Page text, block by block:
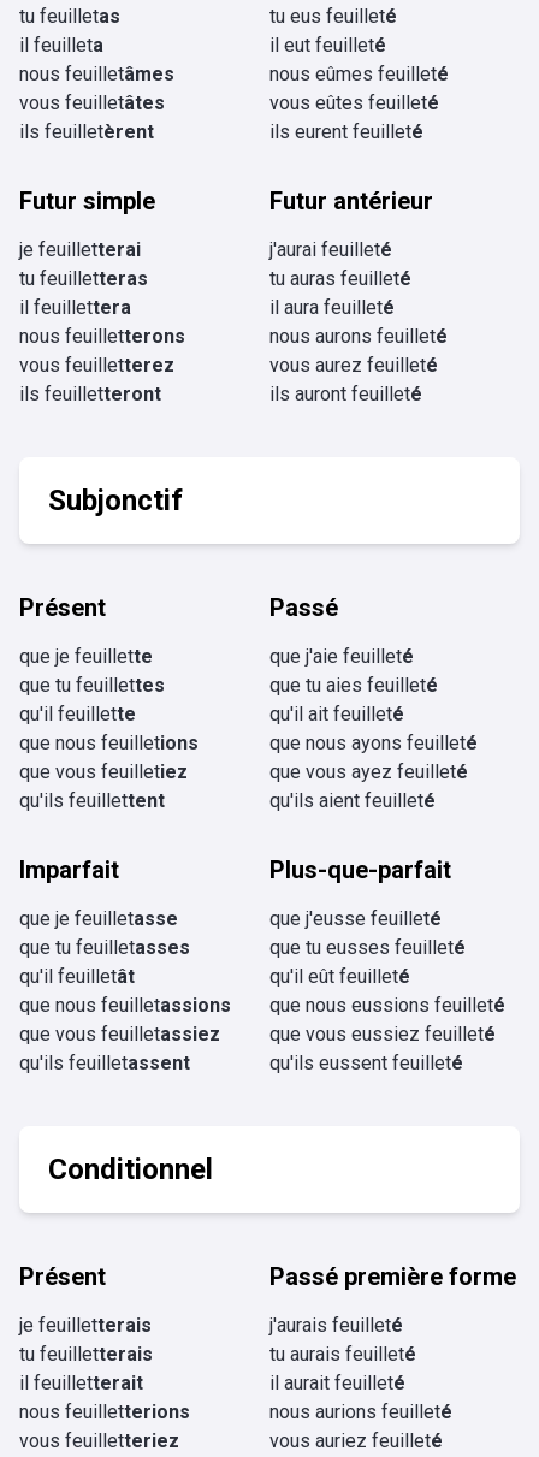
tu feuilletas
il feuilleta
nous feuilletâmes
vous feuilletâtes
ils feuilletèrent
tu eus feuilleté
il eut feuilleté
nous eûmes feuilleté
vous eûtes feuilleté
ils eurent feuilleté
Futur simple
je feuilletterai
tu feuilletteras
il feuillettera
nous feuilletterons
vous feuilletterez
ils feuilletteront
Futur antérieur
j'aurai feuilleté
tu auras feuilleté
il aura feuilleté
nous aurons feuilleté
vous aurez feuilleté
ils auront feuilleté
Subjonctif
Présent
que je feuillette
que tu feuillettes
qu'il feuillette
que nous feuilletions
que vous feuilletiez
qu'ils feuillettent
Passé
que j'aie feuilleté
que tu aies feuilleté
qu'il ait feuilleté
que nous ayons feuilleté
que vous ayez feuilleté
qu'ils aient feuilleté
Imparfait
que je feuilletasse
que tu feuilletasses
qu'il feuilletât
que nous feuilletassions
que vous feuilletassiez
qu'ils feuilletassent
Plus-que-parfait
que j'eusse feuilleté
que tu eusses feuilleté
qu'il eût feuilleté
que nous eussions feuilleté
que vous eussiez feuilleté
qu'ils eussent feuilleté
Conditionnel
Présent
je feuilletterais
tu feuilletterais
il feuilletterait
nous feuilletterions
vous feuilletteriez
Passé première forme
j'aurais feuilleté
tu aurais feuilleté
il aurait feuilleté
nous aurions feuilleté
vous auriez feuilleté